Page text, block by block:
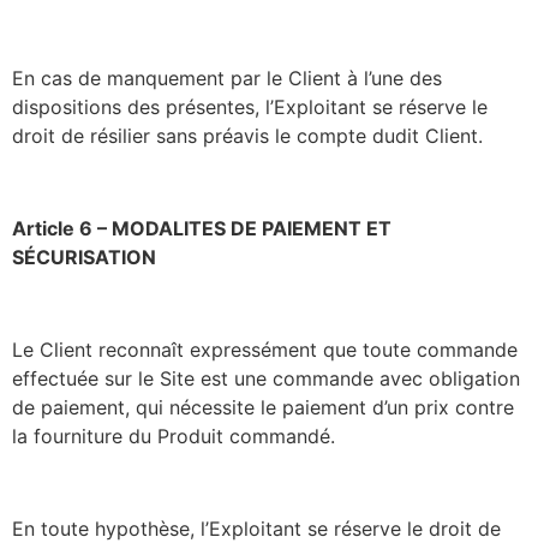
En cas de manquement par le Client à l’une des
dispositions des présentes, l’Exploitant se réserve le
droit de résilier sans préavis le compte dudit Client.
Article 6 – MODALITES DE PAIEMENT ET
SÉCURISATION
Le Client reconnaît expressément que toute commande
effectuée sur le Site est une commande avec obligation
de paiement, qui nécessite le paiement d’un prix contre
la fourniture du Produit commandé.
En toute hypothèse, l’Exploitant se réserve le droit de